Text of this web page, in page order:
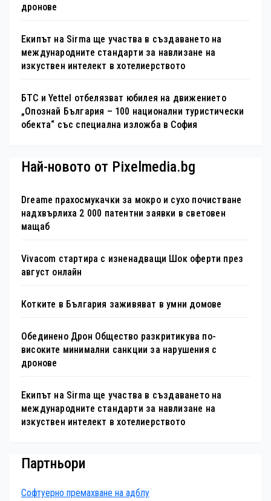
дронове
Екипът на Sirma ще участва в създаването на
международните стандарти за навлизане на
изкуствен интелект в хотелиерството
БТС и Yettel отбелязват юбилея на движението
„Опознай България – 100 национални туристически
обекта“ със специална изложба в София
Най-новото от Pixelmedia.bg
Dreame прахосмукачки за мокро и сухо почистване
надхвърлиха 2 000 патентни заявки в световен
мащаб
Vivacom стартира с изненадващи Шок оферти през
август онлайн
Котките в България заживяват в умни домове
Обединено Дрон Общество разкритикува по-
високите минимални санкции за нарушения с
дронове
Екипът на Sirma ще участва в създаването на
международните стандарти за навлизане на
изкуствен интелект в хотелиерството
Партньори
Софтуерно премахване на адблу